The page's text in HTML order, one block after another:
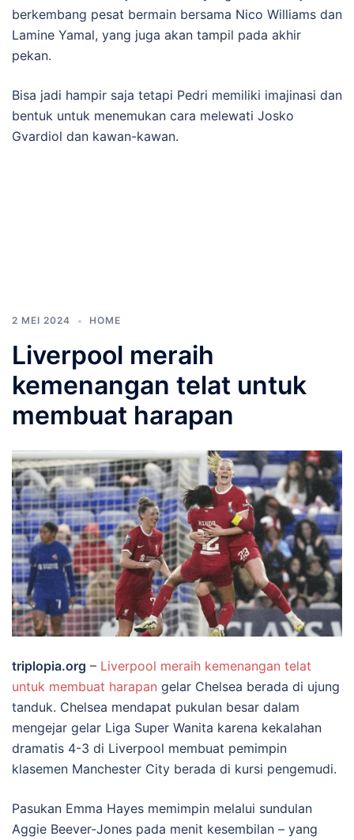
berkembang pesat bermain bersama Nico Williams dan
Lamine Yamal, yang juga akan tampil pada akhir
pekan.
Bisa jadi hampir saja tetapi Pedri memiliki imajinasi dan
bentuk untuk menemukan cara melewati Josko
Gvardiol dan kawan-kawan.
2 MEI 2024 HOME
Liverpool meraih
kemenangan telat untuk
membuat harapan
triplopia.org – Liverpool meraih kemenangan telat
untuk membuat harapan gelar Chelsea berada di ujung
tanduk. Chelsea mendapat pukulan besar dalam
mengejar gelar Liga Super Wanita karena kekalahan
dramatis 4-3 di Liverpool membuat pemimpin
klasemen Manchester City berada di kursi pengemudi.
Pasukan Emma Hayes memimpin melalui sundulan
Aggie Beever-Jones pada menit kesembilan – yang